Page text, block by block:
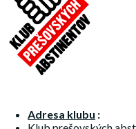
Adresa klubu :